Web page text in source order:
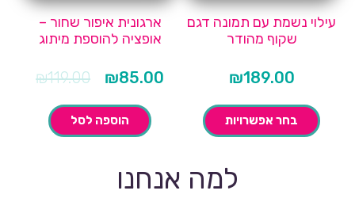
עילוי נשמת עם תמונה דגם
שקוף מהודר
₪189.00
בחר אפשרויות
ארגונית איפור שחור –
אופציה להוספת מיתוג
₪119.00
המחיר
המקורי
₪119.00.
₪85.00
₪85.00.
הוספה לסל
למה אנחנו